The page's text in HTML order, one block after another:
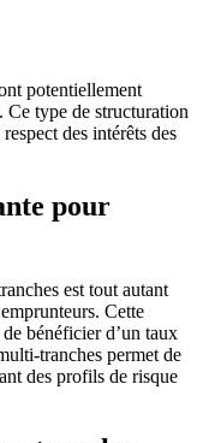
potentiellement
Ce type de structuration
des intérêts des
pour
est tout autant
Cette
bénéficier d’un taux
tranches permet de
des profils de risque